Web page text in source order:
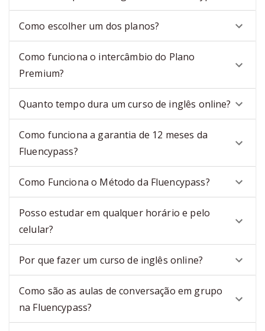
Como escolher um dos planos?
Como funciona o intercâmbio do Plano
Premium?
Quanto tempo dura um curso de inglês online?
Como funciona a garantia de 12 meses da
Fluencypass?
Como Funciona o Método da Fluencypass?
Posso estudar em qualquer horário e pelo
celular?
Por que fazer um curso de inglês online?
Como são as aulas de conversação em grupo
na Fluencypass?